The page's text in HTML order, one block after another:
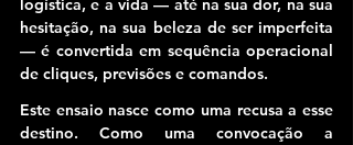
logística, e a vida — até na sua dor, na sua
hesitação, na sua beleza de ser imperfeita
— é convertida em sequência operacional
de cliques, previsões e comandos.
Este ensaio nasce como uma recusa a esse
destino. Como uma convocação a